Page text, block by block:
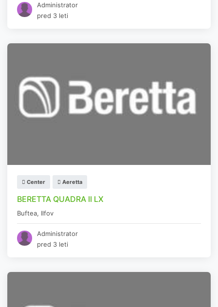
Administrator
pred 3 leti
Center Aeretta
BERETTA QUADRA II LX
Buftea, Ilfov
Administrator
pred 3 leti